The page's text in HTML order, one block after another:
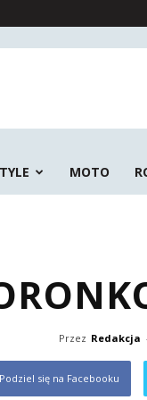
MOTO
Przez Redakcja
Podziel się na Facebooku